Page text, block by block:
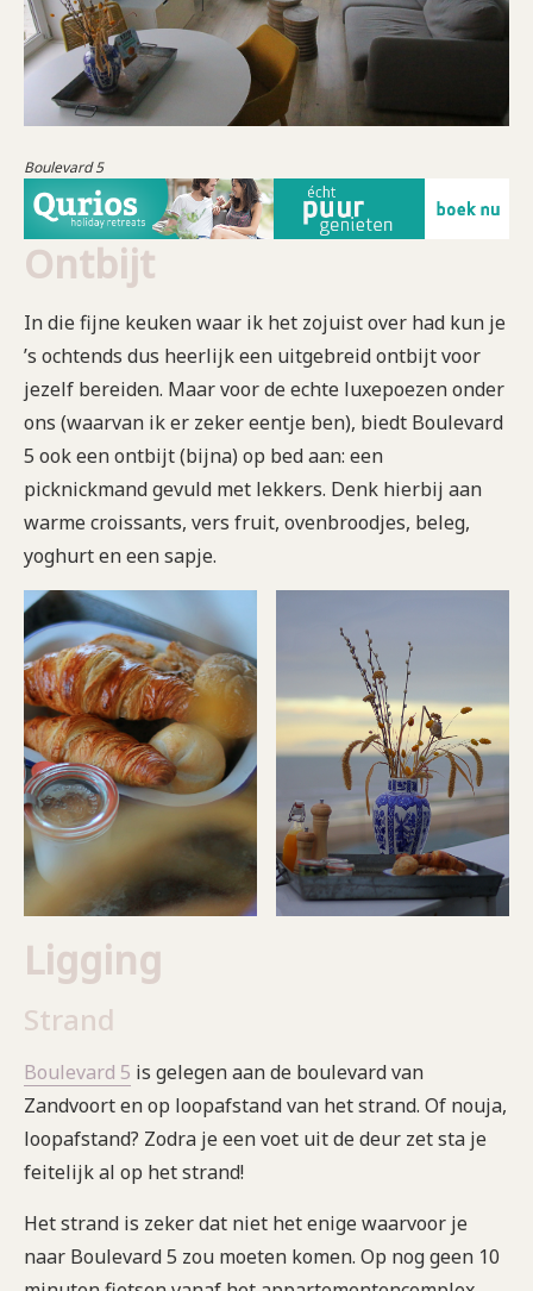
Boulevard 5
Ontbijt
In die fijne keuken waar ik het zojuist over had kun je
’s ochtends dus heerlijk een uitgebreid ontbijt voor
jezelf bereiden. Maar voor de echte luxepoezen onder
ons (waarvan ik er zeker eentje ben), biedt Boulevard
5 ook een ontbijt (bijna) op bed aan: een
picknickmand gevuld met lekkers. Denk hierbij aan
warme croissants, vers fruit, ovenbroodjes, beleg,
yoghurt en een sapje.
Ligging
Strand
Boulevard 5 is gelegen aan de boulevard van
Zandvoort en op loopafstand van het strand. Of nouja,
loopafstand? Zodra je een voet uit de deur zet sta je
feitelijk al op het strand!
Het strand is zeker dat niet het enige waarvoor je
naar Boulevard 5 zou moeten komen. Op nog geen 10